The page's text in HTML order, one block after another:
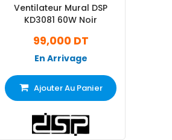
Ventilateur Mural DSP
KD3081 60W Noir
99,000 DT
En Arrivage
Ajouter Au Panier